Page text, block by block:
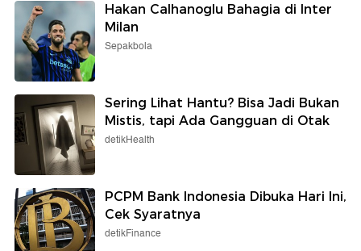
Hakan Calhanoglu Bahagia di Inter
Milan
Sepakbola
Sering Lihat Hantu? Bisa Jadi Bukan
Mistis, tapi Ada Gangguan di Otak
detikHealth
PCPM Bank Indonesia Dibuka Hari Ini,
Cek Syaratnya
detikFinance